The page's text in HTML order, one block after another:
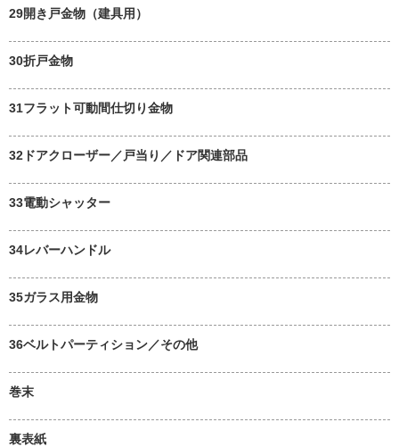
29開き戸金物（建具用）
30折戸金物
31フラット可動間仕切り金物
32ドアクローザー／戸当り／ドア関連部品
33電動シャッター
34レバーハンドル
35ガラス用金物
36ベルトパーティション／その他
巻末
裏表紙